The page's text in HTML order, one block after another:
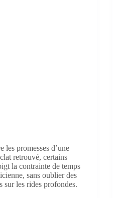
les promesses d’une
retrouvé, certains
la contrainte de temps
sans oublier des
sur les rides profondes.